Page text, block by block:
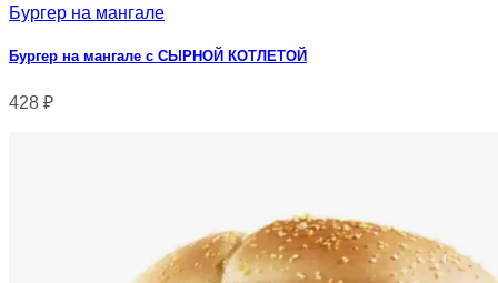
Бургер на мангале
Бургер на мангале с СЫРНОЙ КОТЛЕТОЙ
428 ₽